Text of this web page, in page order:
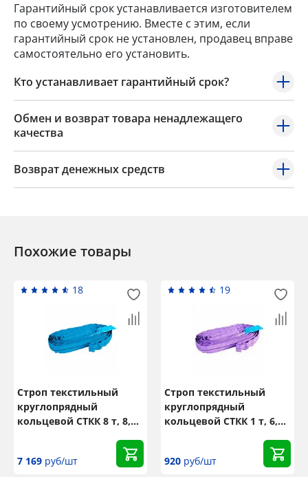
Гарантийный срок устанавливается изготовителем
по своему усмотрению. Вместе с этим, если
гарантийный срок не установлен, продавец вправе
самостоятельно его установить.
Кто устанавливает гарантийный срок?
Обмен и возврат товара ненадлежащего
качества
Возврат денежных средств
Похожие товары
18
Строп текстильный
круглопрядный
кольцевой СТКК 8 т, 8,5
7 169 руб/шт
19
Строп текстильный
круглопрядный
кольцевой СТКК 1 т, 6,5
920 руб/шт